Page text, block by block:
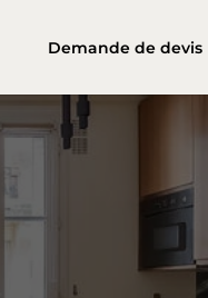
Demande de devis